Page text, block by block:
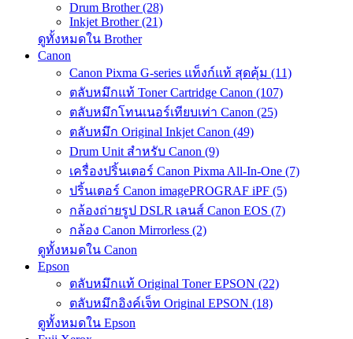
Drum Brother (28)
Inkjet Brother (21)
ดูทั้งหมดใน Brother
Canon
Canon Pixma G-series แท็งก์แท้ สุดคุ้ม (11)
ตลับหมึกแท้ Toner Cartridge Canon (107)
ตลับหมึกโทนเนอร์เทียบเท่า Canon (25)
ตลับหมึก Original Inkjet Canon (49)
Drum Unit สำหรับ Canon (9)
เครื่องปริ้นเตอร์ Canon Pixma All-In-One (7)
ปริ้นเตอร์ Canon imagePROGRAF iPF (5)
กล้องถ่ายรูป DSLR เลนส์ Canon EOS (7)
กล้อง Canon Mirrorless (2)
ดูทั้งหมดใน Canon
Epson
ตลับหมึกแท้ Original Toner EPSON (22)
ตลับหมึกอิงค์เจ็ท Original EPSON (18)
ดูทั้งหมดใน Epson